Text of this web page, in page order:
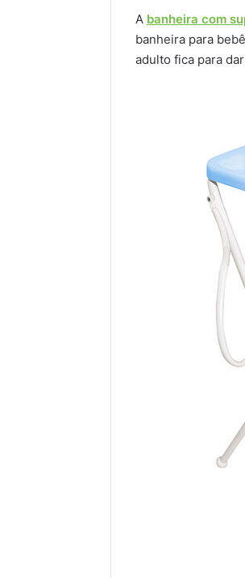
A banheira com
banheira para
adulto fica para